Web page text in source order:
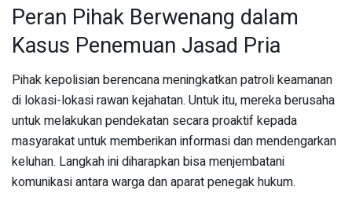
Peran Pihak Berwenang dalam
Kasus Penemuan Jasad Pria
Pihak kepolisian berencana meningkatkan patroli keamanan
di lokasi-lokasi rawan kejahatan. Untuk itu, mereka berusaha
untuk melakukan pendekatan secara proaktif kepada
masyarakat untuk memberikan informasi dan mendengarkan
keluhan. Langkah ini diharapkan bisa menjembatani
komunikasi antara warga dan aparat penegak hukum.